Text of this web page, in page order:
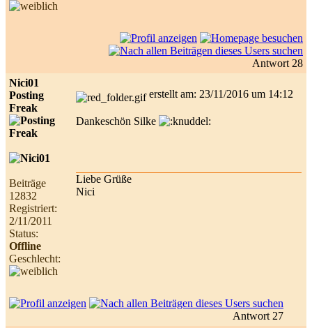
Antwort 28
Nici01
Posting
Freak
Beiträge
12832
Registriert:
2/11/2011
Status:
Offline
Geschlecht:
erstellt am: 23/11/2016 um 14:12
Dankeschön Silke
Liebe Grüße
Nici
Antwort 27